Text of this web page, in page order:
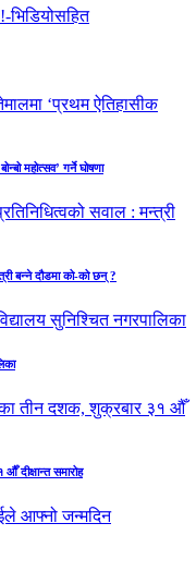
महोत्सव’ गर्ने घोषणा
बन्ने दौडमा को‐को छन् ?
दीक्षान्त समारोह